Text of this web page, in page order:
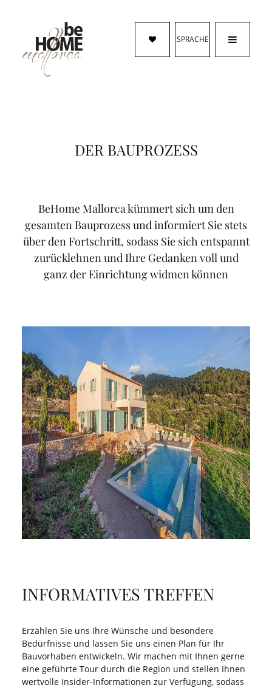
SPRACHE
DER BAUPROZESS
BeHome Mallorca kümmert sich um den
gesamten Bauprozess und informiert Sie stets
über den Fortschritt, sodass Sie sich entspannt
zurücklehnen und Ihre Gedanken voll und
ganz der Einrichtung widmen können
INFORMATIVES TREFFEN
Erzählen Sie uns Ihre Wünsche und besondere
Bedürfnisse und lassen Sie uns einen Plan für Ihr
Bauvorhaben entwickeln. Wir machen mit Ihnen gerne
eine geführte Tour durch die Region und stellen Ihnen
wertvolle Insider-Informationen zur Verfügung, sodass